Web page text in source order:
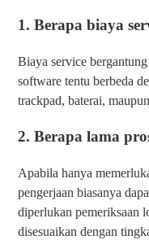
1. Berapa biaya
Biaya service
software tentu berbeda
trackpad, baterai,
2. Berapa lama
Apabila hanya
pengerjaan biasanya
diperlukan pemeriksaan
disesuaikan dengan